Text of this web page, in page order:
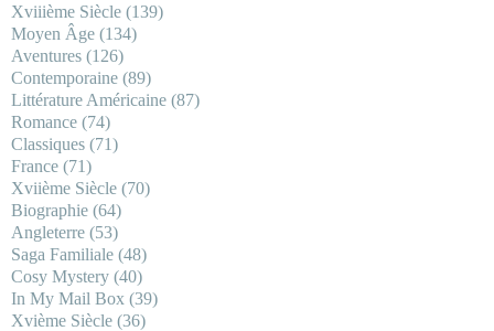
Xviiième Siècle (139)
Moyen Âge (134)
Aventures (126)
Contemporaine (89)
Littérature Américaine (87)
Romance (74)
Classiques (71)
France (71)
Xviième Siècle (70)
Biographie (64)
Angleterre (53)
Saga Familiale (48)
Cosy Mystery (40)
In My Mail Box (39)
Xvième Siècle (36)